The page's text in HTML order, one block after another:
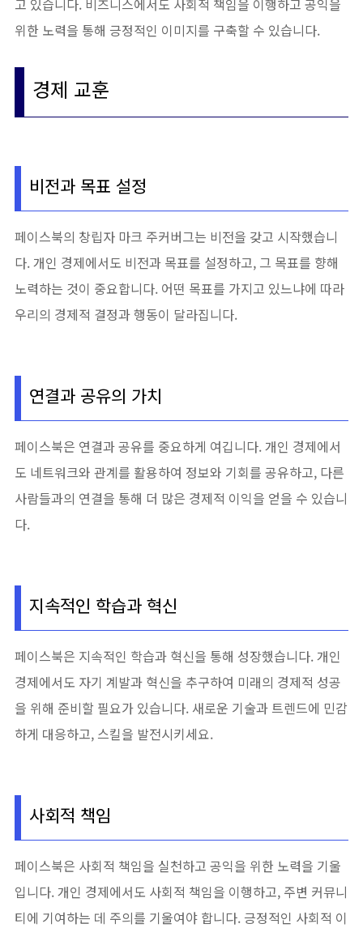
고 있습니다. 비즈니스에서도 사회적 책임을 이행하고 공익을
위한 노력을 통해 긍정적인 이미지를 구축할 수 있습니다.
경제 교훈
비전과 목표 설정
페이스북의 창립자 마크 주커버그는 비전을 갖고 시작했습니
다. 개인 경제에서도 비전과 목표를 설정하고, 그 목표를 향해
노력하는 것이 중요합니다. 어떤 목표를 가지고 있느냐에 따라
우리의 경제적 결정과 행동이 달라집니다.
연결과 공유의 가치
페이스북은 연결과 공유를 중요하게 여깁니다. 개인 경제에서
도 네트워크와 관계를 활용하여 정보와 기회를 공유하고, 다른
사람들과의 연결을 통해 더 많은 경제적 이익을 얻을 수 있습니
다.
지속적인 학습과 혁신
페이스북은 지속적인 학습과 혁신을 통해 성장했습니다. 개인
경제에서도 자기 계발과 혁신을 추구하여 미래의 경제적 성공
을 위해 준비할 필요가 있습니다. 새로운 기술과 트렌드에 민감
하게 대응하고, 스킬을 발전시키세요.
사회적 책임
페이스북은 사회적 책임을 실천하고 공익을 위한 노력을 기울
입니다. 개인 경제에서도 사회적 책임을 이행하고, 주변 커뮤니
티에 기여하는 데 주의를 기울여야 합니다. 긍정적인 사회적 이